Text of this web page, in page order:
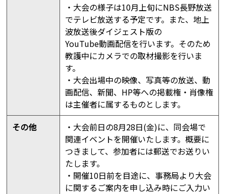
・大会の様子は10月上旬にNBS長野放送
でテレビ放送する予定です。また、地上
波放送後ダイジェスト版の
YouTube動画配信を行います。そのため
教護中にカメラでの取材撮影を行いま
す。
・大会出場中の映像、写真等の放送、動
画配信、新聞、HP等への掲載権・肖像権
は主催者に属するものとします。
その他
・大会前日の8月28日(金)に、同会場で
関連イベントを開催いたします。概要に
つきまして、参加者には郵送でお送りい
たします。
・開催10日前を目途に、事務局より大会
に関するご案内を申し込み時にご入力い